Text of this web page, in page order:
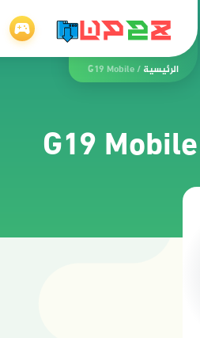
الرئيسية /
G19 Mobile
G19 Mobile